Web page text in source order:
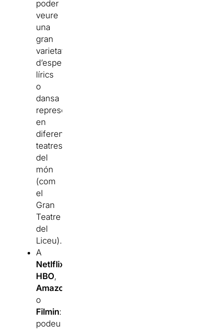
poder
veure
una
gran
varietat
d’espectacles
lírics
o
dansa
representats
en
diferents
teatres
del
món
(com
el
Gran
Teatre
del
Liceu).
A
Netlflix
HBO,
AmazonPrime
o
Filmin:
podeu